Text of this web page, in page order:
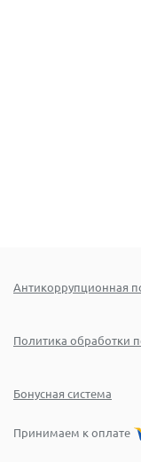
Антикоррупционная
Политика обработки
Бонусная система
Принимаем к оплате